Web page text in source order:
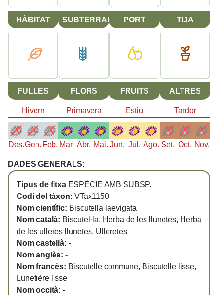
HÀBITAT SUBTERRANI PORT TIJA
FULLES FLORS FRUITS ALTRES
Hivern Primavera Estiu Tardor
Des.Gen. Feb. Mar. Abr. Mai. Jun. Jul. Ago. Set. Oct. Nov.
DADES GENERALS:
Tipus de fitxa ESPÈCIE AMB SUBSP.
Codi del tàxon: VTax1150
Nom científic: Biscutella laevigata
Nom català: Biscutel·la, Herba de les llunetes, Herba
de les ulleres llunetes, Ulleretes
Nom castellà: -
Nom anglès: -
Nom francès: Biscutelle commune, Biscutelle lisse,
Lunetière lisse
Nom occità: -